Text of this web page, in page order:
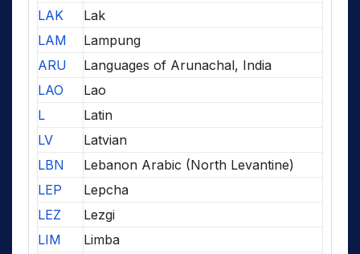
LAK
Lak
LAM
Lampung
ARU
Languages of Arunachal, India
LAO
Lao
L
Latin
LV
Latvian
LBN
Lebanon Arabic (North Levantine)
LEP
Lepcha
LEZ
Lezgi
LIM
Limba